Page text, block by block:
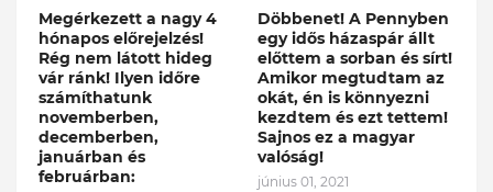
Megérkezett a nagy 4
hónapos előrejelzés!
Rég nem látott hideg
vár ránk! Ilyen időre
számíthatunk
novemberben,
decemberben,
januárban és
februárban:
Döbbenet! A Pennyben
egy idős házaspár állt
előttem a sorban és sírt!
Amikor megtudtam az
okát, én is könnyezni
kezdtem és ezt tettem!
Sajnos ez a magyar
valóság!
június 01, 2021